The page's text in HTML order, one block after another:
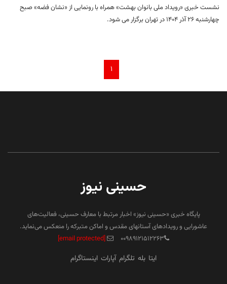
نشست خبری «رویداد ملی بانوان بهشت» همراه با رونمایی از «نشان فضه» صبح
چهارشنبه ۲۶ آذر ۱۴۰۴ در تهران برگزار می شود.
۱
حسینی نیوز
پایگاه خبری «حسینی نیوز» اخبار مرتبط با معارف حسینی، فعالیت‌های
عاشورایی و رویدادهای آستانهای مقدس و اماکن متبرکه را منعکس می‌نماید.
۰۰۹۸۹۱۲۱۵۱۲۲۶۳
[email protected]
ایتا بله تلگرام آپارات اینستاگرام